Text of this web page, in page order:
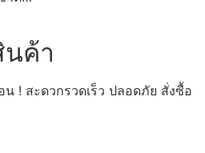
ค้า
น ! สะดวกรวดเร็ว ปลอดภัย สั่งซื้อ